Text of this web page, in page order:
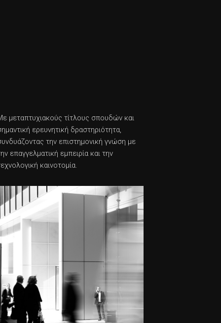
μεταπτυχιακούς τίτλους σπουδών και
ερευνητική δραστηριότητα,
την επιστημονική γνώση με
επαγγελματική εμπειρία και την
καινοτομία.